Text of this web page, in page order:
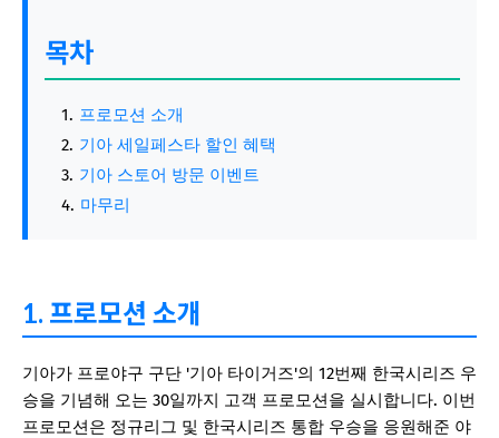
목차
프로모션 소개
기아 세일페스타 할인 혜택
기아 스토어 방문 이벤트
마무리
1. 프로모션 소개
기아가 프로야구 구단 '기아 타이거즈'의 12번째 한국시리즈 우
승을 기념해 오는 30일까지 고객 프로모션을 실시합니다. 이번
프로모션은 정규리그 및 한국시리즈 통합 우승을 응원해준 야